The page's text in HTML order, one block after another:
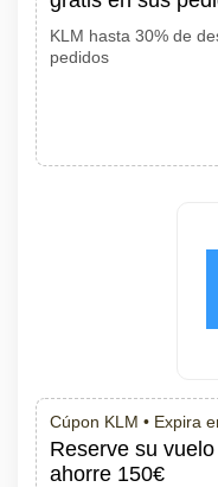
KLM hasta 30% de
pedidos
Cúpon KLM • Expira
Reserve su
ahorre 150€